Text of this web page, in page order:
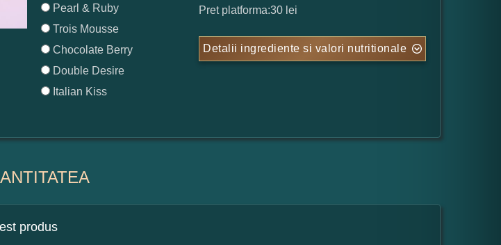
Pearl & Ruby
Trois Mousse
Chocolate Berry
Double Desire
Italian Kiss
Pret platforma:30 lei
Detalii ingrediente si valori nutritionale
produs